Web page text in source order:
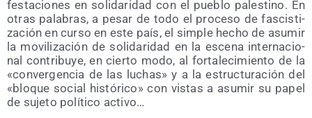
fes­ta­cio­nes en soli­da­ri­dad con el pue­blo pales­tino. En
otras pala­bras, a pesar de todo el pro­ce­so de fas­cis­ti­
za­ción en cur­so en este país, el sim­ple hecho de asu­mir
la movi­li­za­ción de soli­da­ri­dad en la esce­na inter­na­cio­
nal con­tri­bu­ye, en cier­to modo, al for­ta­le­ci­mien­to de la
«con­ver­gen­cia de las luchas» y a la estruc­tu­ra­ción del
«blo­que social his­tó­ri­co» con vis­tas a asu­mir su papel
de suje­to polí­ti­co activo…